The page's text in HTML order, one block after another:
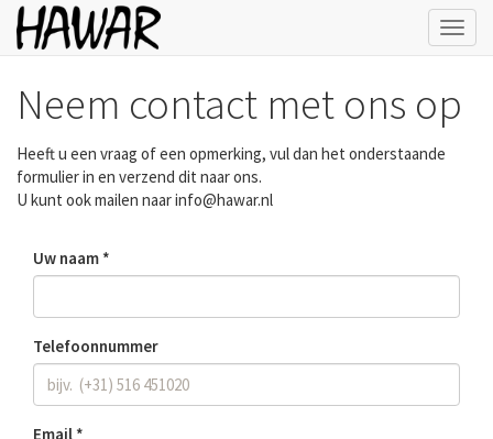
Neem contact met ons op
Heeft u een vraag of een opmerking, vul dan het onderstaande
formulier in en verzend dit naar ons.
U kunt ook mailen naarinfo@hawar.nl
Uw naam
Telefoonnummer
Email